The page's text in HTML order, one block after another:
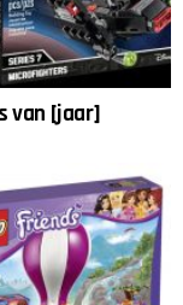
van [jaar]